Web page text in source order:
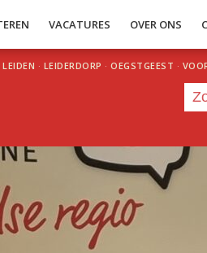
VACATURES OVER ONS
LEIDEN · LEIDERDORP · OEGSTGEEST ·